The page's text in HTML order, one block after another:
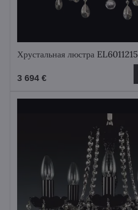
Хрустальная люстра EL6011215
3 694 €